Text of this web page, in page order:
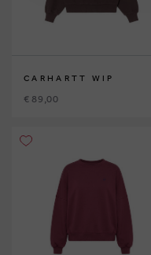
CARHARTT WIP
€ 89,00